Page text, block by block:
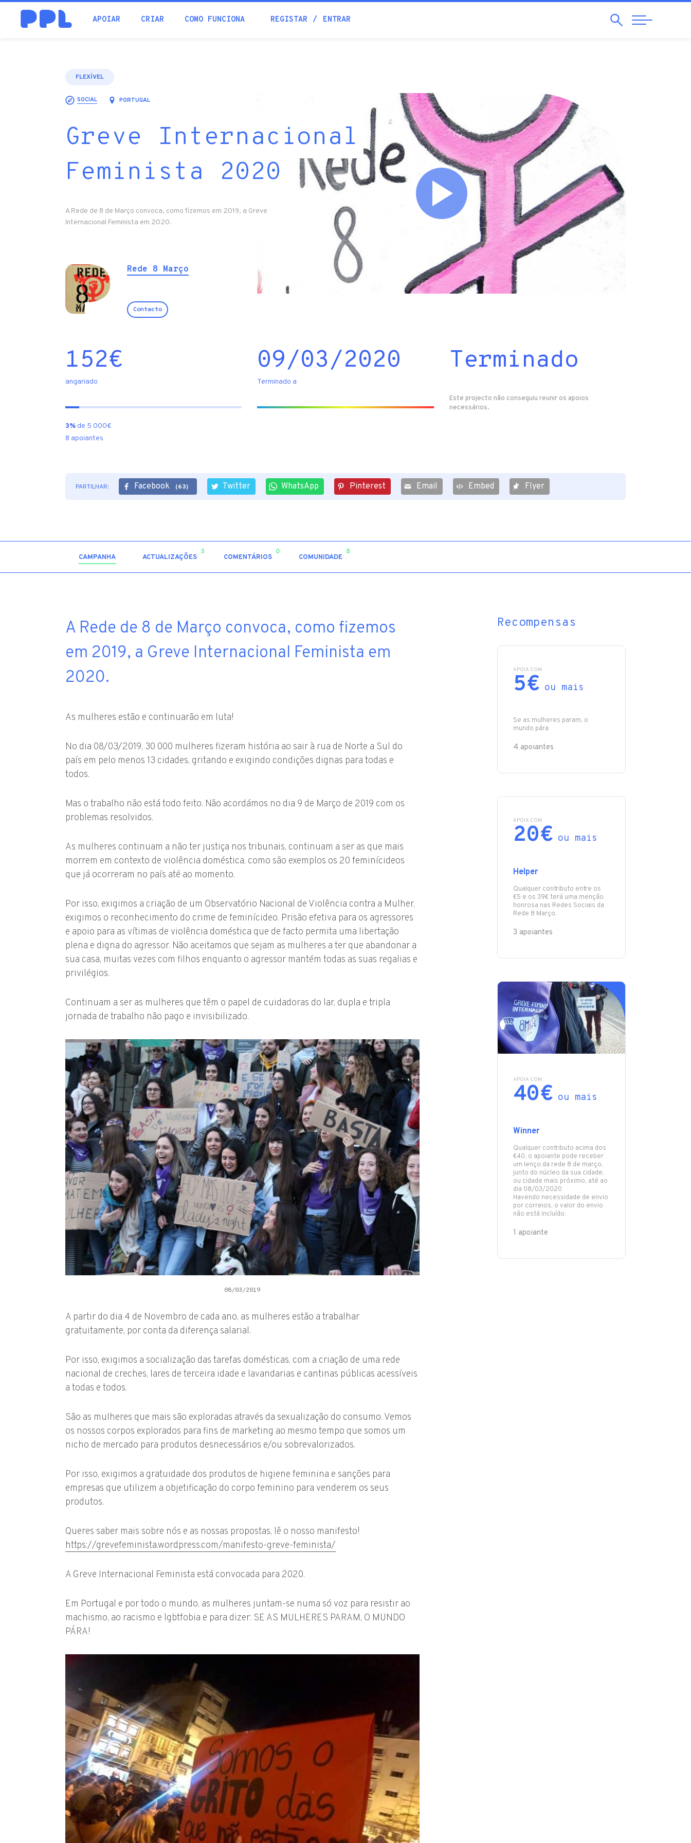
APOIAR CRIAR COMO FUNCIONA REGISTAR ENTRAR Pesquisar
Abrir
Navegação
procura
FLEXÍVEL
SOCIAL PORTUGAL
Greve Internacional
Feminista 2020
A Rede de 8 de Março convoca, como fizemos em 2019, a Greve
Internacional Feminista em 2020.
Rede 8 Março
Contacto
152€
angariado
3% de 5 000€
8 apoiantes
09/03/2020
Terminado a
Terminado
Este projecto não conseguiu reunir os apoios
necessários.
PARTILHAR: Facebook (63) Twitter WhatsApp Pinterest Email Embed Flyer
CAMPANHA ACTUALIZAÇÕES
3
COMENTÁRIOS
0
COMUNIDADE
8
A Rede de 8 de Março convoca, como fizemos
em 2019, a Greve Internacional Feminista em
2020.
As mulheres estão e continuarão em luta!
No dia 08/03/2019, 30 000 mulheres fizeram história ao sair à rua de Norte a Sul do
país em pelo menos 13 cidades, gritando e exigindo condições dignas para todas e
todos.
Mas o trabalho não está todo feito. Não acordámos no dia 9 de Março de 2019 com os
problemas resolvidos.
As mulheres continuam a não ter justiça nos tribunais, continuam a ser as que mais
morrem em contexto de violência doméstica, como são exemplos os 20 feminícideos
que já ocorreram no país até ao momento.
Por isso, exigimos a criação de um Observatório Nacional de Violência contra a Mulher,
exigimos o reconhecimento do crime de feminícideo. Prisão efetiva para os agressores
e apoio para as vítimas de violência doméstica que de facto permita uma libertação
plena e digna do agressor. Não aceitamos que sejam as mulheres a ter que abandonar a
sua casa, muitas vezes com filhos enquanto o agressor mantém todas as suas regalias e
privilégios.
Continuam a ser as mulheres que têm o papel de cuidadoras do lar, dupla e tripla
jornada de trabalho não pago e invisibilizado.
08/03/2019
A partir do dia 4 de Novembro de cada ano, as mulheres estão a trabalhar
gratuitamente, por conta da diferença salarial.
Por isso, exigimos a socialização das tarefas domésticas, com a criação de uma rede
nacional de creches, lares de terceira idade e lavandarias e cantinas públicas acessíveis
a todas e todos.
São as mulheres que mais são exploradas através da sexualização do consumo. Vemos
os nossos corpos explorados para fins de marketing ao mesmo tempo que somos um
nicho de mercado para produtos desnecessários e/ou sobrevalorizados.
Por isso, exigimos a gratuidade dos produtos de higiene feminina e sanções para
empresas que utilizem a objetificação do corpo feminino para venderem os seus
produtos.
Queres saber mais sobre nós e as nossas propostas, lê o nosso manifesto!
https://grevefeminista.wordpress.com/manifesto-greve-feminista/
A Greve Internacional Feminista está convocada para 2020.
Em Portugal e por todo o mundo, as mulheres juntam-se numa só voz para resistir ao
machismo, ao racismo e lgbtfobia e para dizer: SE AS MULHERES PARAM, O MUNDO
PÁRA!
Recompensas
APOIA COM
5€ ou mais
Se as mulheres param, o
mundo pára
4 apoiantes
APOIA COM
20€ ou mais
Helper
Qualquer contributo entre os
€5 e os 39€ terá uma menção
honrosa nas Redes Sociais da
Rede 8 Março.
3 apoiantes
APOIA COM
40€ ou mais
Winner
Qualquer contributo acima dos
€40, o apoiante pode receber
um lenço da rede 8 de março,
junto do núcleo da sua cidade,
ou cidade mais próximo, até ao
dia 08/03/2020
Havendo necessidade de envio
por correios, o valor do envio
não está incluído.
1 apoiante